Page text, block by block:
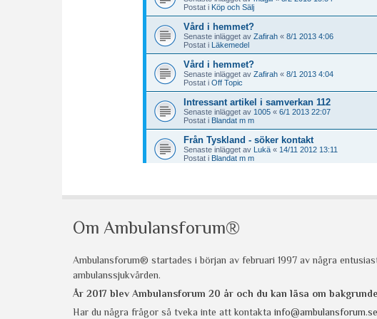
Om Ambulansforum®
Ambulansforum® startades i början av februari 1997 av några
ambulanssjukvården.
År 2017 blev Ambulansforum 20 år och du kan läsa om
Har du några frågor så tveka inte att kontakta info@ambulansforum.se